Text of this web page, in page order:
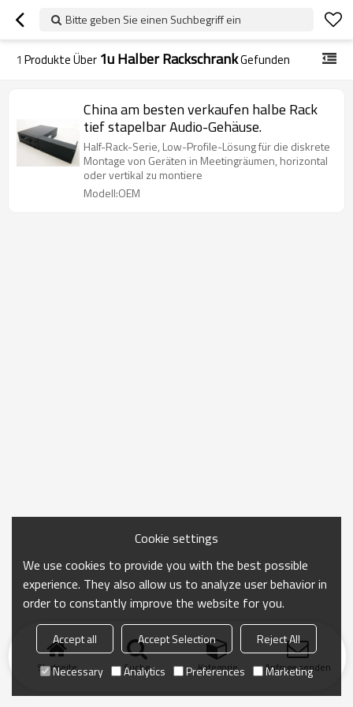
Bitte geben Sie einen Suchbegriff ein
1 Produkte Über 1u Halber RackschrankGefunden
China am besten verkaufen halbe Rack
tief stapelbar Audio-Gehäuse.
Half-Rack-Serie, Low-Profile-Lösung für die diskrete
Montage von Geräten in Meetingräumen, horizontal
oder vertikal zu montiere
Modell:OEM
Startseite Suche Kategorie Anfrage senden
Cookie settings
We use cookies to provide you with the best possible
experience. They also allow us to analyze user behavior in
order to constantly improve the website for you.
Accept all Accept Selection
Reject All
Necessary
Analytics Preferences Marketing